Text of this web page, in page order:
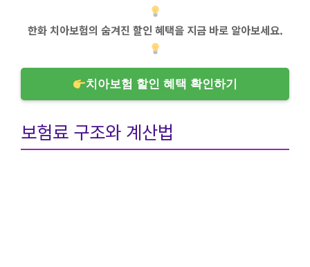
한화 치아보험의 숨겨진 할인 혜택을 지금 바로 알아보세요.
치아보험 할인 혜택 확인하기
보험료 구조와 계산법